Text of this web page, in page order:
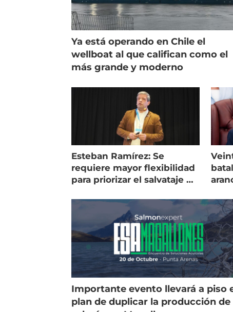
Ya está operando en Chile el
wellboat al que califican como el
más grande y moderno
Esteban Ramírez: Se
requiere mayor flexibilidad
para priorizar el salvataje de
Importante evento llevará a piso
plan de duplicar la producción de